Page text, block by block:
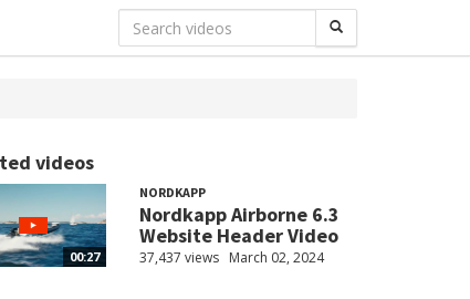
videos
00:27
NORDKAPP
Nordkapp Airborne 6.3
Website Header Video
37,437 views March 02, 2024